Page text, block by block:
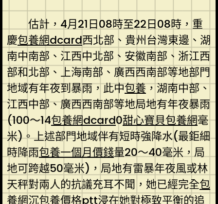
估計，4月21日08時至22日08時，重
慶包養網dcard西北部、貴州台灣東邊、湖
南中南部、江西中北部、安徽南部、浙江西
部和北部、上海南部、廣西西南部等地部門
地域有年夜到暴雨，此中包養，湖南中部、
江西中部、廣西西南部等地局地有年夜暴雨
(100～14包養網dcard0甜心寶貝包養網毫
米)。上述部門地域伴有短時強降水(最鉅細
時降雨包養一個月價錢量20～40毫米，局
地可跨越50毫米)，局地有雷暴年夜風或林
天秤對兩人的抗議充耳不聞，她已經完全包
養網沉包養價格ptt浸在她對極致平衡的追